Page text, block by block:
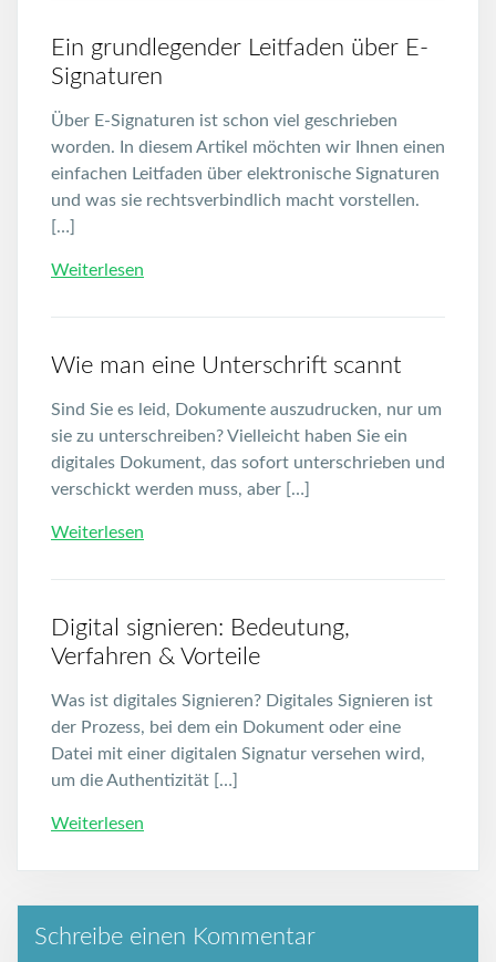
Ein grundlegender Leitfaden über E-
Signaturen
Über E-Signaturen ist schon viel geschrieben
worden. In diesem Artikel möchten wir Ihnen einen
einfachen Leitfaden über elektronische Signaturen
und was sie rechtsverbindlich macht vorstellen.
[…]
Weiterlesen
Wie man eine Unterschrift scannt
Sind Sie es leid, Dokumente auszudrucken, nur um
sie zu unterschreiben? Vielleicht haben Sie ein
digitales Dokument, das sofort unterschrieben und
verschickt werden muss, aber […]
Weiterlesen
Digital signieren: Bedeutung,
Verfahren & Vorteile
Was ist digitales Signieren? Digitales Signieren ist
der Prozess, bei dem ein Dokument oder eine
Datei mit einer digitalen Signatur versehen wird,
um die Authentizität […]
Weiterlesen
Schreibe einen Kommentar